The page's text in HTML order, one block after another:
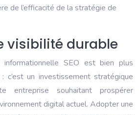
de l’efficacité de la stratégie de
visibilité durable
SEO est bien plus
c’est un investissement stratégique
entreprise souhaitant prospérer
digital actuel. Adopter une